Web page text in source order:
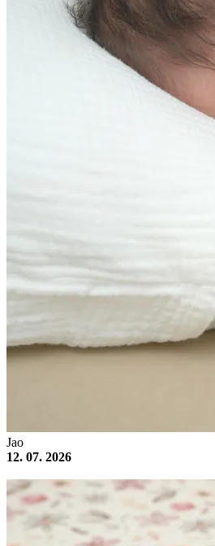
Jao
12. 07. 2026